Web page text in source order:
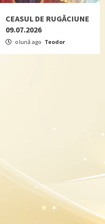
CEASUL DE RUGĂCIUNE
09.07.2026
o lună ago Teodor